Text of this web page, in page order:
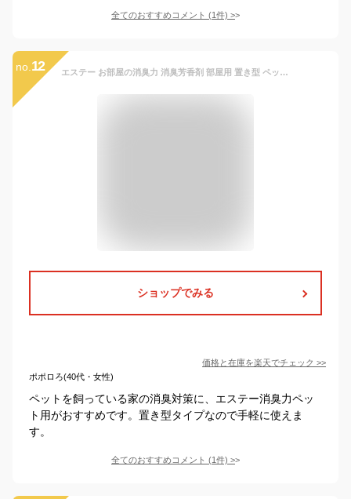
全てのおすすめコメント (1件) >
no. 12 エステー お部屋の消臭力 消臭芳香剤 部屋用 置き型 ペット用フルーティガーデン 400mL
ショップでみる
価格と在庫を楽天でチェック >>
ポポロろ(40代・女性)
ペットを飼っている家の消臭対策に、エステー消臭力ペッ
ト用がおすすめです。置き型タイプなので手軽に使えま
す。
全てのおすすめコメント (1件) >